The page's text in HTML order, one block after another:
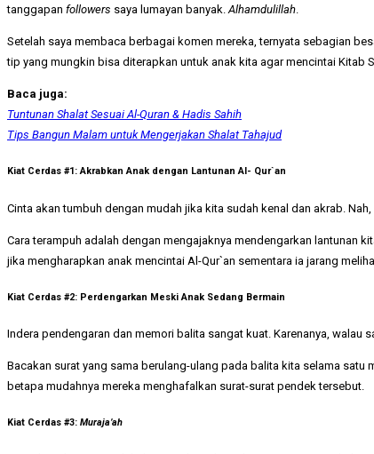
tanggapan followers saya lumayan banyak.Alhamdulillah.
Setelah saya membaca berbagai komen mereka, ternyata sebagian
tip yang mungkin bisa diterapkan untuk anak kita agar mencintai Kitab
Baca juga:
Tuntunan Shalat Sesuai Al-Quran & Hadis Sahih
Tips Bangun Malam untuk Mengerjakan Shalat Tahajud
Kiat Cerdas #1: Akrabkan Anak dengan Lantunan Al- Qur`an
Cinta akan tumbuh dengan mudah jika kita sudah kenal dan akrab.
Cara terampuh adalah dengan mengajaknya mendengarkan lantunan
jika mengharapkan anak mencintai Al-Qur`an sementara ia jarang
Kiat Cerdas #2: Perdengarkan Meski Anak Sedang Bermain
Indera pendengaran dan memori balita sangat kuat. Karenanya, walau
Bacakan surat yang sama berulang-ulang pada balita kita selama
betapa mudahnya mereka menghafalkan surat-surat pendek tersebut.
Kiat Cerdas #3: Muraja’ah